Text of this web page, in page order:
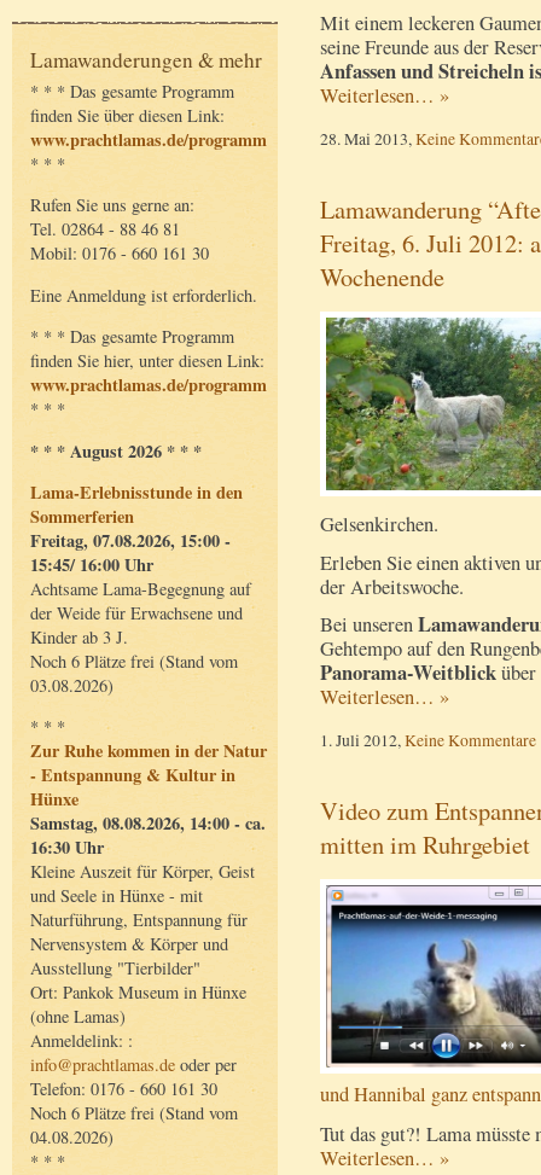
Lamawanderungen & mehr
* * * Das gesamte Programm
finden Sie über diesen Link:
www.prachtlamas.de/programm
* * *
Rufen Sie uns gerne an:
Tel. 02864 - 88 46 81
Mobil: 0176 - 660 161 30
Eine Anmeldung ist erforderlich.
* * * Das gesamte Programm
finden Sie hier, unter diesen Link:
www.prachtlamas.de/programm
* * *
* * * August 2026 * * *
Lama-Erlebnisstunde in den
Sommerferien
Freitag, 07.08.2026, 15:00 -
15:45/ 16:00 Uhr
Achtsame Lama-Begegnung auf
der Weide für Erwachsene und
Kinder ab 3 J.
Noch 6 Plätze frei (Stand vom
03.08.2026)
* * *
Zur Ruhe kommen in der Natur
- Entspannung & Kultur in
Hünxe
Samstag, 08.08.2026, 14:00 - ca.
16:30 Uhr
Kleine Auszeit für Körper, Geist
und Seele in Hünxe - mit
Naturführung, Entspannung für
Nervensystem & Körper und
Ausstellung "Tierbilder"
Ort: Pankok Museum in Hünxe
(ohne Lamas)
Anmeldelink: :
info@prachtlamas.de oder per
Telefon: 0176 - 660 161 30
Noch 6 Plätze frei (Stand vom
04.08.2026)
* * *
Mit einem leckeren
seine Freunde aus der
Anfassen und Streicheln
Weiterlesen… »
28. Mai 2013, Keine
Lamawanderung
Freitag, 6. Juli 2012:
Wochenende
Gelsenkirchen.
Erleben Sie einen aktiven
der Arbeitswoche.
Bei unseren
Gehtempo auf den
Panorama-Weitblick
Weiterlesen… »
1. Juli 2012,Keine Kommentare
Video zum
mitten im Ruhrgebiet
und Hannibal ganz
Tut das gut?! Lama
Weiterlesen… »